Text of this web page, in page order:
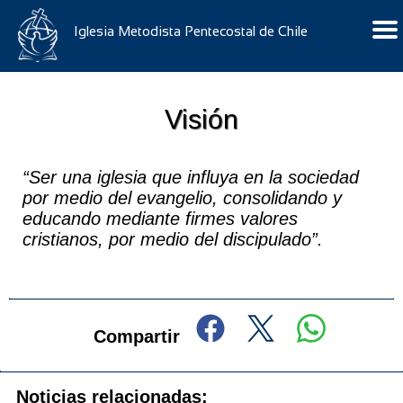
Iglesia Metodista Pentecostal de Chile
Visión
“Ser una iglesia que influya en la sociedad
por medio del evangelio, consolidando y
educando mediante firmes valores
cristianos, por medio del discipulado”.
Compartir
Noticias relacionadas: